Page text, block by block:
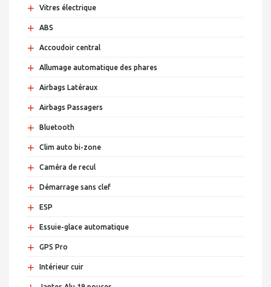
+ Vitres électrique
+ ABS
+ Accoudoir central
+ Allumage automatique des phares
+ Airbags Latéraux
+ Airbags Passagers
+ Bluetooth
+ Clim auto bi-zone
+ Caméra de recul
+ Démarrage sans clef
+ ESP
+ Essuie-glace automatique
+ GPS Pro
+ Intérieur cuir